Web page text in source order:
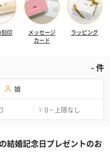
印
メッセージ
カード
ラッピング
-件
娘
¥ 0 ~ 上限なし
結婚記念日プレゼントのお